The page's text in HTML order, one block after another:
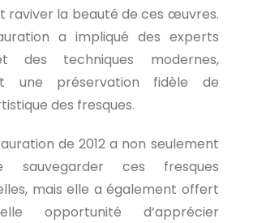
raviver la beauté de ces œuvres.
a impliqué des experts
des techniques modernes,
une préservation fidèle de
des fresques.
de 2012 a non seulement
sauvegarder ces fresques
mais elle a également offert
opportunité d’apprécier